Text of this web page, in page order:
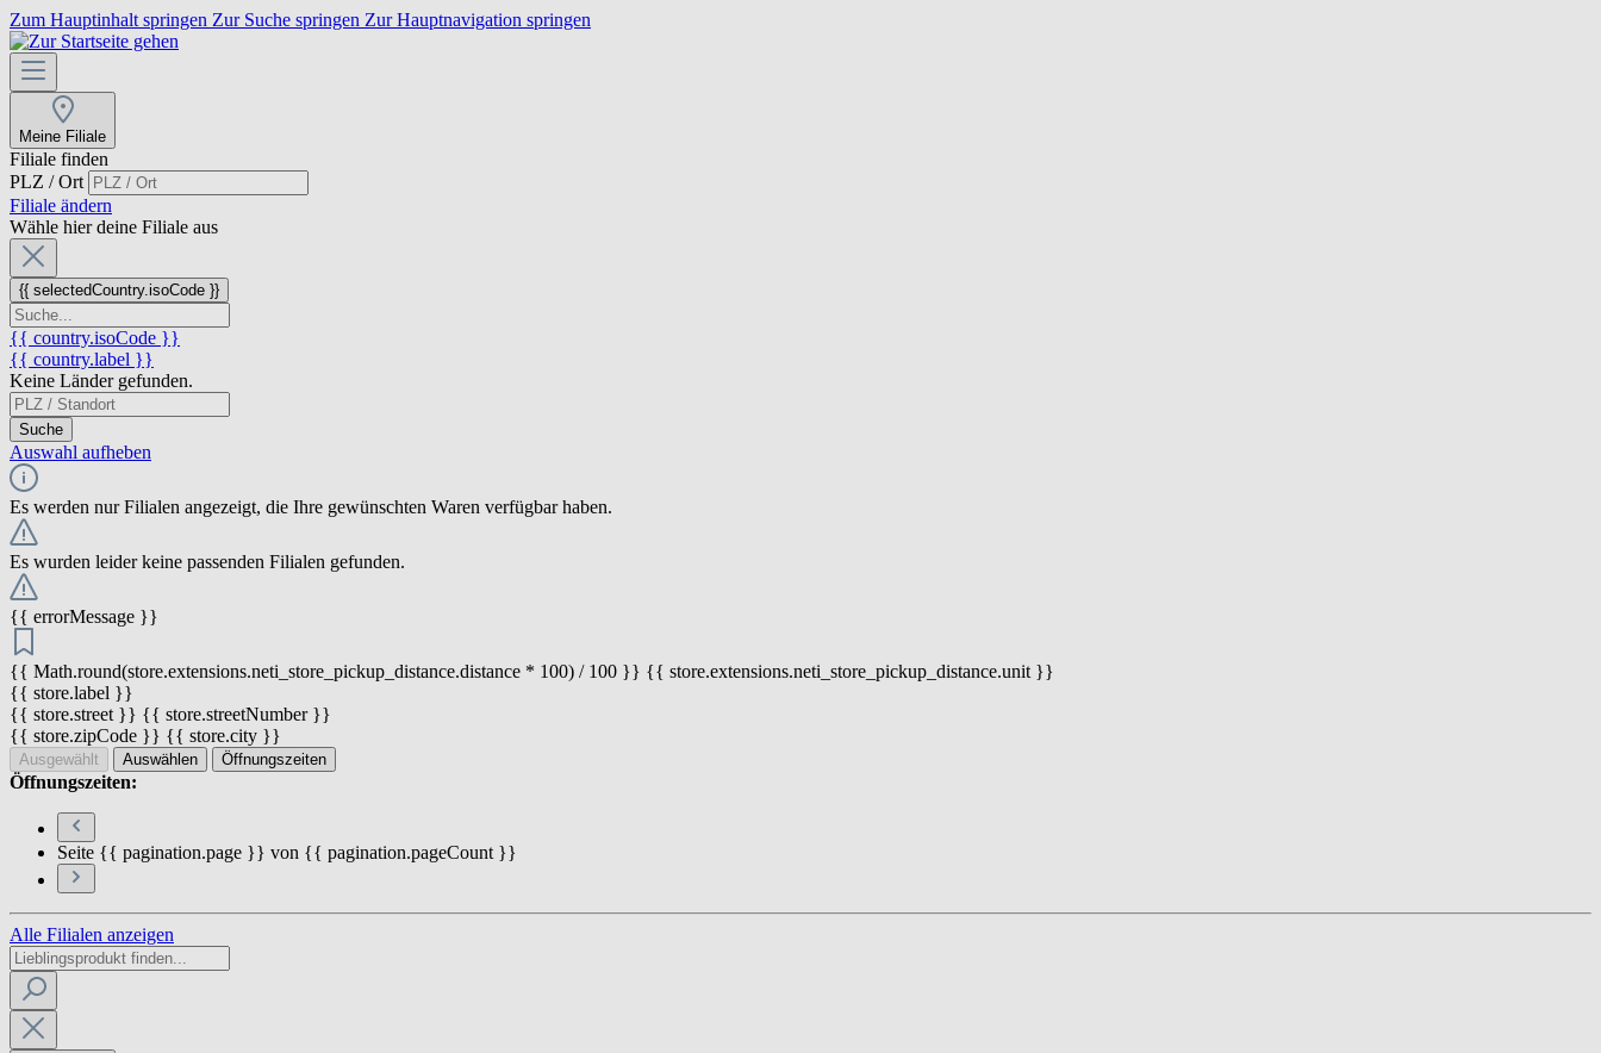
Zum Hauptinhalt springen Zur Suche springen Zur Hauptnavigation springen
Meine Filiale
Filiale finden
PLZ / Ort
Filiale ändern
Wähle hier deine Filiale aus
{{ selectedCountry.isoCode }}
{{ country.isoCode }}
{{ country.label }}
Keine Länder gefunden.
Suche
Auswahl aufheben
Es werden nur Filialen angezeigt, die Ihre gewünschten Waren verfügbar haben.
Es wurden leider keine passenden Filialen gefunden.
{{ errorMessage }}
{{ Math.round(store.extensions.neti_store_pickup_distance.distance * 100) / 100 }} {{ store.extensions.neti_store_pickup_distance.unit }}
{{ store.label }}
{{ store.street }} {{ store.streetNumber }}
{{ store.zipCode }} {{ store.city }}
Ausgewählt Auswählen Öffnungszeiten
Öffnungszeiten:
Seite {{ pagination.page }} von {{ pagination.pageCount }}
Alle Filialen anzeigen